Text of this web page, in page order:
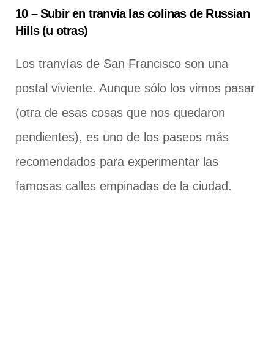
10 – Subir en tranvía las colinas de Russian
Hills (u otras)
Los tranvías de San Francisco son una
postal viviente. Aunque sólo los vimos pasar
(otra de esas cosas que nos quedaron
pendientes), es uno de los paseos más
recomendados para experimentar las
famosas calles empinadas de la ciudad.